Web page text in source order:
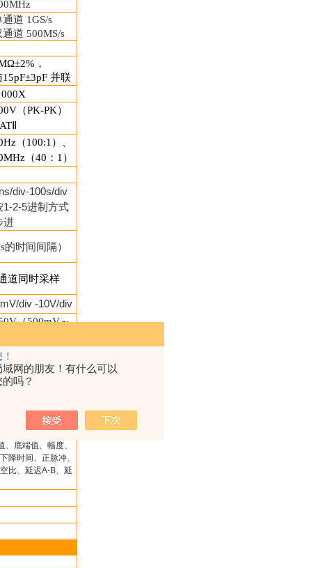
域网的朋友！有什么可以
吗？
通道 1GS/s
通道 500MS/s
Ω±2% ，
15pF±3pF并联
（PK-PK）
（100:1）
（40 ： 1 ）
div-100s/div
1-2-5进制方式
进
的时间间隔）
道同时采样
div -10V/div
（500mV～
（5mV～
）
值、频率、周期、
底端值、幅度、
降时间、正脉冲、
比、延迟A-B、延